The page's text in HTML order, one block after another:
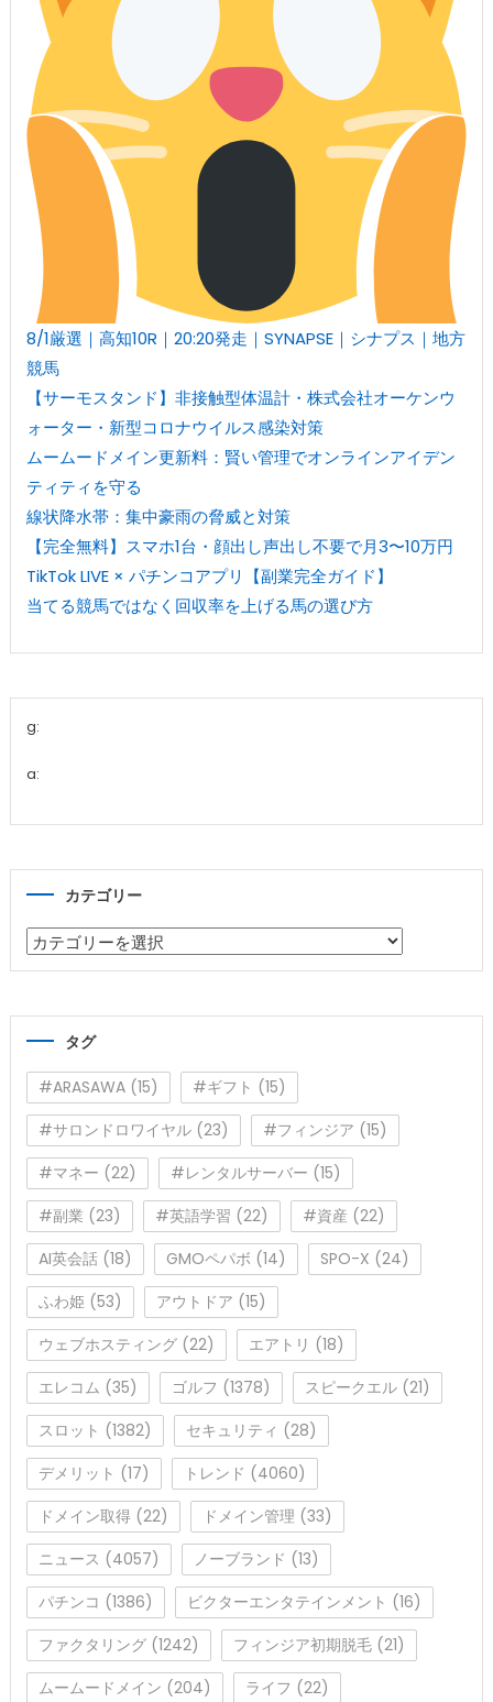
8/1厳選｜高知10R｜20:20発走｜SYNAPSE｜シナプス｜地方
競馬
【サーモスタンド】非接触型体温計・株式会社オーケンウ
ォーター・新型コロナウイルス感染対策
ムームードメイン更新料：賢い管理でオンラインアイデン
ティティを守る
線状降水帯：集中豪雨の脅威と対策
【完全無料】スマホ1台・顔出し声出し不要で月3〜10万円
TikTok LIVE × パチンコアプリ【副業完全ガイド】
当てる競馬ではなく回収率を上げる馬の選び方
g:
a:
カテゴリー
カ
テ
タグ
#ARASAWA(15) #ギフト (15)
#サロンドロワイヤル(23) #フィンジア (15)
#マネー (22) #レンタルサーバー (15)
#副業 (23) #英語学習 (22) #資産 (22)
AI英会話(18) GMOペパボ (14) SPO-X (24)
ふわ姫(53) アウトドア (15)
ウェブホスティング(22) エアトリ (18)
エレコム (35) ゴルフ (1378) スピークエル(21)
スロット (1382) セキュリティ (28)
デメリット (17) トレンド (4060)
ドメイン取得(22) ドメイン管理(33)
ニュース (4057) ノーブランド (13)
パチンコ (1386) ビクターエンタテインメント (16)
ファクタリング(1242) フィンジア初期脱毛(21)
ムームードメイン (204) ライフ (22)